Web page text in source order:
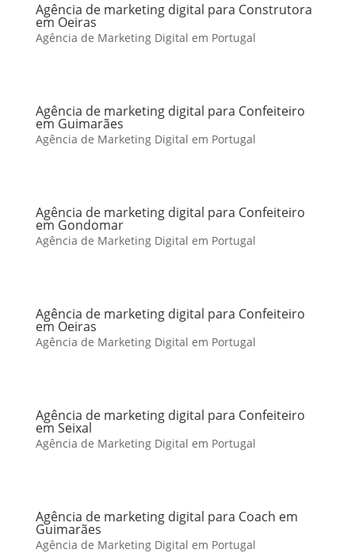
Agência de marketing digital para Construtora
em Oeiras
Agência de Marketing Digital em Portugal
Agência de marketing digital para Confeiteiro
em Guimarães
Agência de Marketing Digital em Portugal
Agência de marketing digital para Confeiteiro
em Gondomar
Agência de Marketing Digital em Portugal
Agência de marketing digital para Confeiteiro
em Oeiras
Agência de Marketing Digital em Portugal
Agência de marketing digital para Confeiteiro
em Seixal
Agência de Marketing Digital em Portugal
Agência de marketing digital para Coach em
Guimarães
Agência de Marketing Digital em Portugal